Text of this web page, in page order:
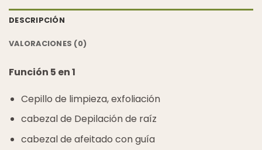
DESCRIPCIÓN
VALORACIONES (0)
Función 5 en 1
Cepillo de limpieza, exfoliación
cabezal de Depilación de raíz
cabezal de afeitado con guía